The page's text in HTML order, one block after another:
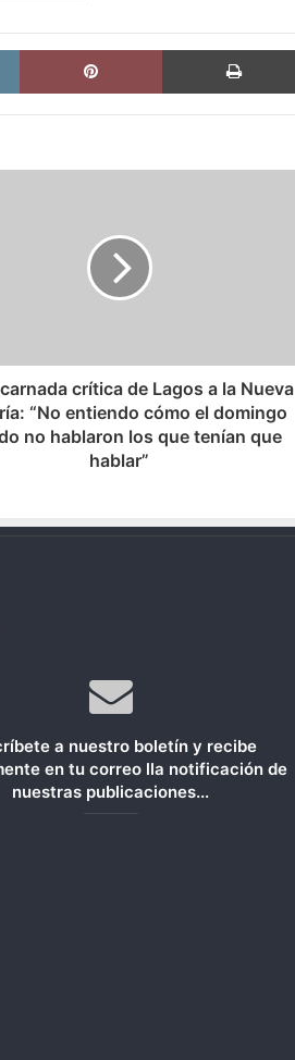
LinkedIn Pinterest
crítica de Lagos a la Nueva
“No entiendo cómo el domingo
no hablaron los que tenían que
hablar”
a nuestro boletín y recibe
en tu correo lla notificación de
nuestras publicaciones...